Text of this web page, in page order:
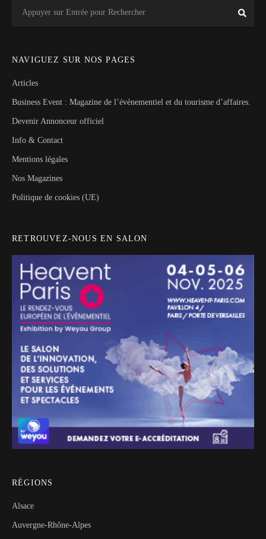
for:
NAVIGUEZ SUR NOS PAGES
Articles
Business Event : Magazine de l’évènementiel et du tourisme d’affaires.
Devenir Annonceur officiel
Info & Contact
Mentions légales
Nos Magazines
Politique de cookies (UE)
RETROUVEZ-NOUS EN SALON
RÉGIONS
Alsace
Auvergne-Rhône-Alpes